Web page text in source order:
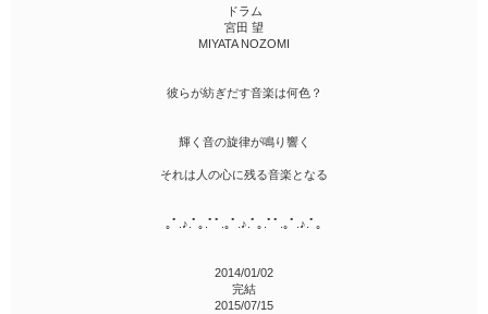
ドラム
宮田 望
MIYATA NOZOMI
彼らが紡ぎだす音楽は何色？
輝く音の旋律が鳴り響く
それは人の心に残る音楽となる
｡ﾟ.♪.ﾟ｡.ﾟﾟ.｡ﾟ.♪.ﾟ｡.ﾟﾟ.｡ﾟ.♪.ﾟ｡
2014/01/02
完結
2015/07/15